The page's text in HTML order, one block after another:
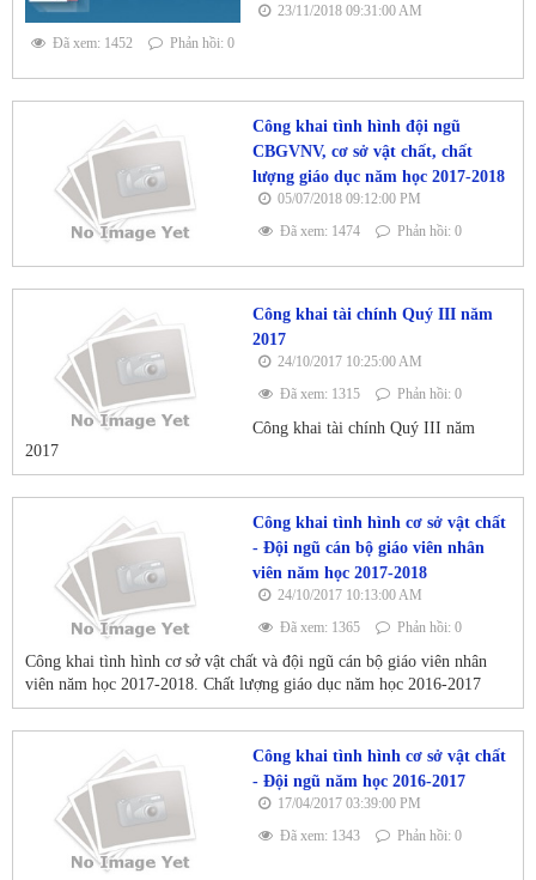
23/11/2018 09:31:00 AM
Đã xem: 1452
Phản hồi: 0
Công khai tình hình đội ngũ
CBGVNV, cơ sở vật chất, chất
lượng giáo dục năm học 2017-2018
05/07/2018 09:12:00 PM
Đã xem: 1474
Phản hồi: 0
Công khai tài chính Quý III năm
2017
24/10/2017 10:25:00 AM
Đã xem: 1315
Phản hồi: 0
Công khai tài chính Quý III năm
2017
Công khai tình hình cơ sở vật chất
- Đội ngũ cán bộ giáo viên nhân
viên năm học 2017-2018
24/10/2017 10:13:00 AM
Đã xem: 1365
Phản hồi: 0
Công khai tình hình cơ sở vật chất và đội ngũ cán bộ giáo viên nhân
viên năm học 2017-2018. Chất lượng giáo dục năm học 2016-2017
Công khai tình hình cơ sở vật chất
- Đội ngũ năm học 2016-2017
17/04/2017 03:39:00 PM
Đã xem: 1343
Phản hồi: 0